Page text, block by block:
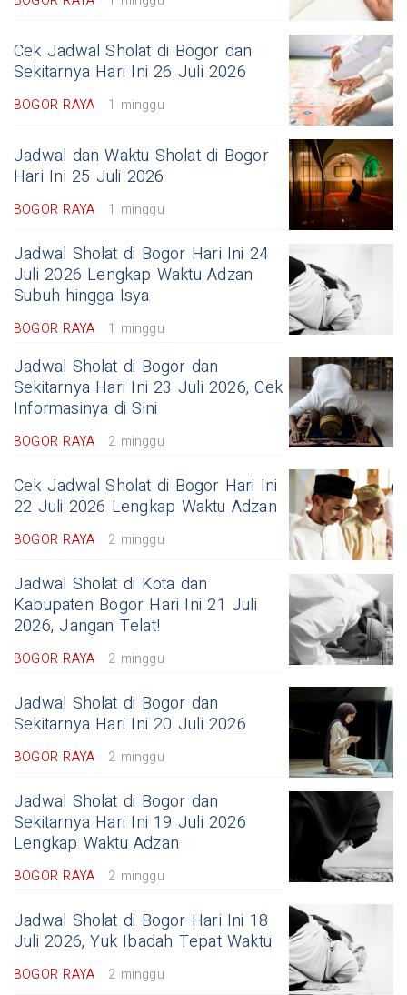
Cek Jadwal Sholat di Bogor dan
Sekitarnya Hari Ini 26 Juli 2026
BOGOR RAYA 1 minggu
Jadwal dan Waktu Sholat di Bogor
Hari Ini 25 Juli 2026
BOGOR RAYA 1 minggu
Jadwal Sholat di Bogor Hari Ini 24
Juli 2026 Lengkap Waktu Adzan
Subuh hingga Isya
BOGOR RAYA 1 minggu
Jadwal Sholat di Bogor dan
Sekitarnya Hari Ini 23 Juli 2026, Cek
Informasinya di Sini
BOGOR RAYA 2 minggu
Cek Jadwal Sholat di Bogor Hari Ini
22 Juli 2026 Lengkap Waktu Adzan
BOGOR RAYA 2 minggu
Jadwal Sholat di Kota dan
Kabupaten Bogor Hari Ini 21 Juli
2026, Jangan Telat!
BOGOR RAYA 2 minggu
Jadwal Sholat di Bogor dan
Sekitarnya Hari Ini 20 Juli 2026
BOGOR RAYA 2 minggu
Jadwal Sholat di Bogor dan
Sekitarnya Hari Ini 19 Juli 2026
Lengkap Waktu Adzan
BOGOR RAYA 2 minggu
Jadwal Sholat di Bogor Hari Ini 18
Juli 2026, Yuk Ibadah Tepat Waktu
BOGOR RAYA 2 minggu